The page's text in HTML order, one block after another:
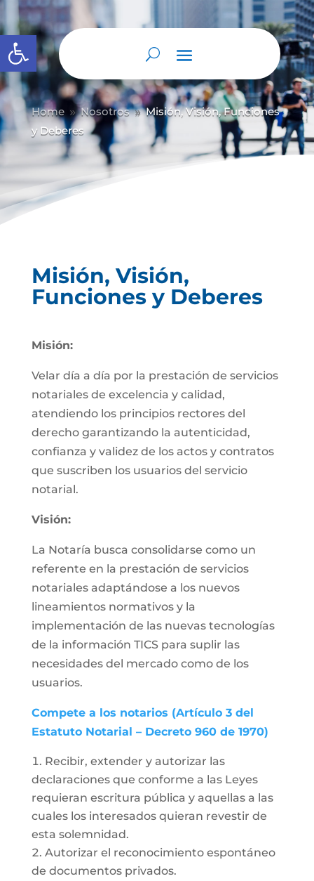
Abrir barra de herramientas
Home 9 Nosotros 9 Misión, Visión, Funciones
y Deberes
Misión, Visión,
Funciones y Deberes
Misión:
Velar día a día por la prestación de servicios
notariales de excelencia y calidad,
atendiendo los principios rectores del
derecho garantizando la autenticidad,
confianza y validez de los actos y contratos
que suscriben los usuarios del servicio
notarial.
Visión:
La Notaría busca consolidarse como un
referente en la prestación de servicios
notariales adaptándose a los nuevos
lineamientos normativos y la
implementación de las nuevas tecnologías
de la información TICS para suplir las
necesidades del mercado como de los
usuarios.
Compete a los notarios (Artículo 3 del
Estatuto Notarial – Decreto 960 de 1970)
Recibir, extender y autorizar las
declaraciones que conforme a las Leyes
requieran escritura pública y aquellas a las
cuales los interesados quieran revestir de
esta solemnidad.
Autorizar el reconocimiento espontáneo
de documentos privados.